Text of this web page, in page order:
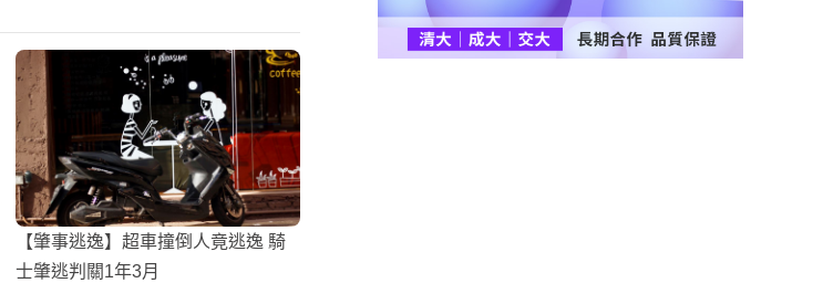
【肇事逃逸】超車撞倒人竟逃逸 騎
士肇逃判關1年3月